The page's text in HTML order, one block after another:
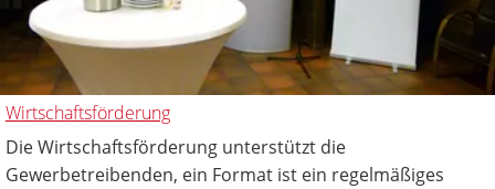
Wirtschaftsförderung
Die Wirtschaftsförderung unterstützt die
Gewerbetreibenden, ein Format ist ein regelmäßiges